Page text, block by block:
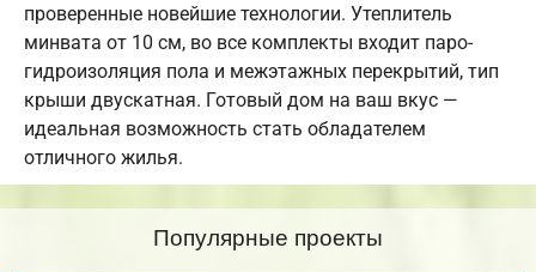
проверенные новейшие технологии. Утеплитель
минвата от 10 см, во все комплекты входит паро-
гидроизоляция пола и межэтажных перекрытий, тип
крыши двускатная. Готовый дом на ваш вкус —
идеальная возможность стать обладателем
отличного жилья.
Популярные проекты